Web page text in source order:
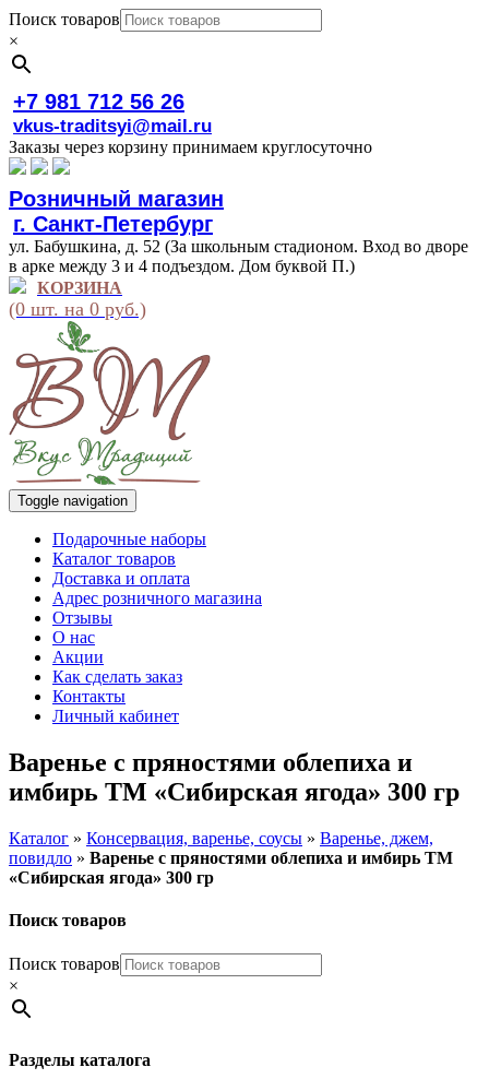
Поиск товаров
×
+7 981 712 56 26
vkus-traditsyi@mail.ru
Заказы через корзину принимаем круглосуточно
Розничный магазин
г. Санкт-Петербург
ул. Бабушкина, д. 52 (За школьным стадионом. Вход во дворе
в арке между 3 и 4 подъездом. Дом буквой П.)
КОРЗИНА
(0 шт. на 0 руб.)
Toggle navigation
Подарочные наборы
Каталог товаров
Доставка и оплата
Адрес розничного магазина
Отзывы
О нас
Акции
Как сделать заказ
Контакты
Личный кабинет
Варенье с пряностями облепиха и
имбирь ТМ «Сибирская ягода» 300 гр
Каталог » Консервация, варенье, соусы » Варенье, джем,
повидло » Варенье с пряностями облепиха и имбирь ТМ
«Сибирская ягода» 300 гр
Поиск товаров
Поиск товаров
×
Разделы каталога